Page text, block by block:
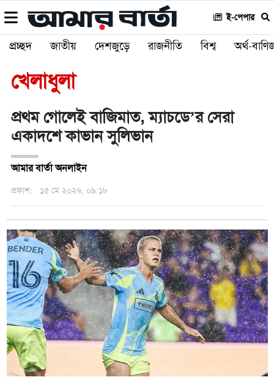
ই-পেপার
প্রচ্ছদ জাতীয় দেশজুড়ে রাজনীতি বিশ্ব অর্থ-
খেলাধুলা
প্রথম গোলেই বাজিমাত, ম্যাচডে’র সেরা
একাদশে কাভান সুলিভান
আমার বার্তা অনলাইন
প্রকাশ: ১৫ মে ২০২৬, ০৯:১৮